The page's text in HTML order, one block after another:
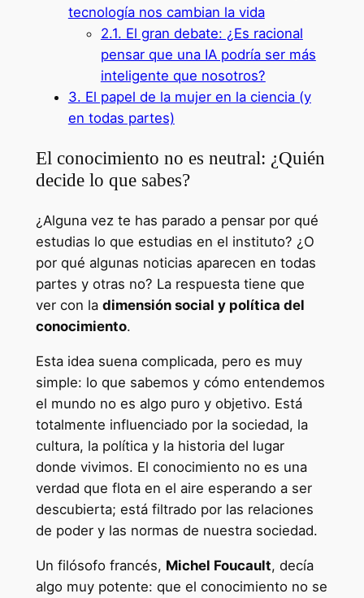
tecnología nos cambian la vida
2.1. El gran debate: ¿Es racional
pensar que una IA podría ser más
inteligente que nosotros?
3. El papel de la mujer en la ciencia (y
en todas partes)
El conocimiento no es neutral: ¿Quién
decide lo que sabes?
¿Alguna vez te has parado a pensar por qué
estudias lo que estudias en el instituto? ¿O
por qué algunas noticias aparecen en todas
partes y otras no? La respuesta tiene que
ver con la dimensión social y política del
conocimiento.
Esta idea suena complicada, pero es muy
simple: lo que sabemos y cómo entendemos
el mundo no es algo puro y objetivo. Está
totalmente influenciado por la sociedad, la
cultura, la política y la historia del lugar
donde vivimos. El conocimiento no es una
verdad que flota en el aire esperando a ser
descubierta; está filtrado por las relaciones
de poder y las normas de nuestra sociedad.
Un filósofo francés, Michel Foucault, decía
algo muy potente: que el conocimiento no se